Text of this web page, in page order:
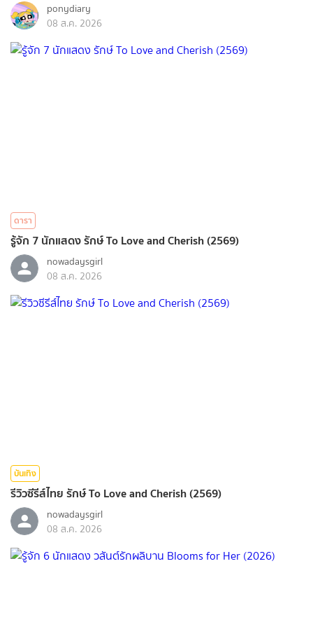
ponydiary
08 ส.ค. 2026
ดารา
รู้จัก 7 นักแสดง รักษ์ To Love and Cherish (2569)
nowadaysgirl
08 ส.ค. 2026
บันเทิง
รีวิวซีรีส์ไทย รักษ์ To Love and Cherish (2569)
nowadaysgirl
08 ส.ค. 2026